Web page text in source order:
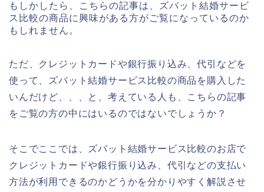
もしかしたら、こちらの記事は、ズバット結婚サービ
ス比較の商品に興味がある方がご覧になっているのか
もしれません。
ただ、クレジットカードや銀行振り込み、代引などを
使って、ズバット結婚サービス比較の商品を購入した
いんだけど、、、と、考えている人も、こちらの記事
をご覧の方の中にはいるのではないでしょうか？
そこでここでは、ズバット結婚サービス比較のお店で
クレジットカードや銀行振り込み、代引などの支払い
方法が利用できるのかどうかを分かりやすく解説させ